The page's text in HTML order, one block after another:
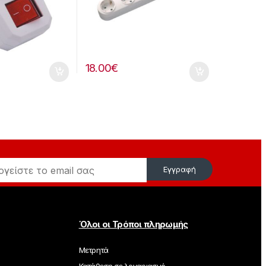
18.00€
Εγγραφή
Όλοι οι Τρόποι πληρωμής
Μετρητά